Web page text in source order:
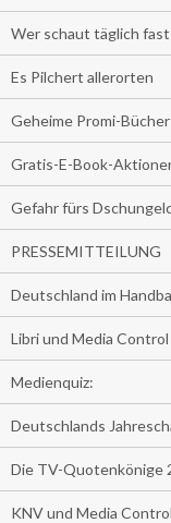
Wer schaut täglich
Es Pilchert allerorten
Geheime Promi-
Gratis-E-Book-
Gefahr fürs
PRESSEMITTEILUNG
Deutschland im
Libri und Media
Medienquiz:
Deutschlands
Die TV-Quotenkönige
KNV und Media